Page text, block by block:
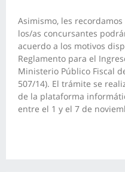
Asimismo, les
los/as concursantes
acuerdo a los motivos
Reglamento para el
Ministerio Público Fiscal
507/14). El trámite se
de la plataforma
entre el 1 y el 7 de